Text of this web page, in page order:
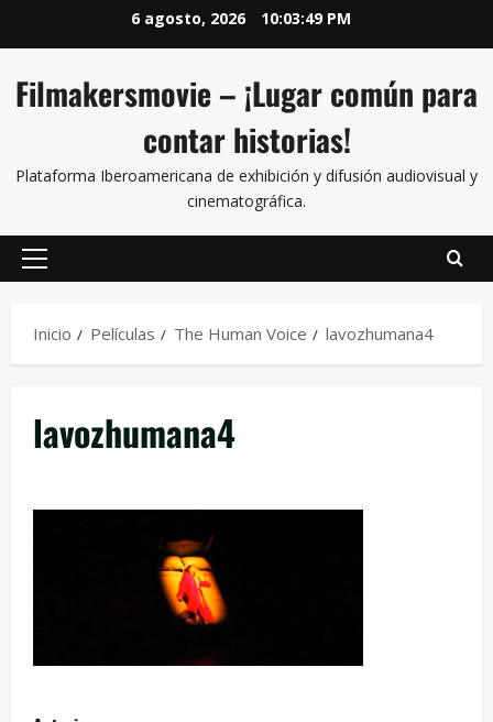
6 agosto, 2026 10:03:50 PM
Filmakersmovie – ¡Lugar común para
contar historias!
Plataforma Iberoamericana de exhibición y difusión audiovisual y
cinematográfica.
Inicio Películas The Human Voice lavozhumana4
lavozhumana4